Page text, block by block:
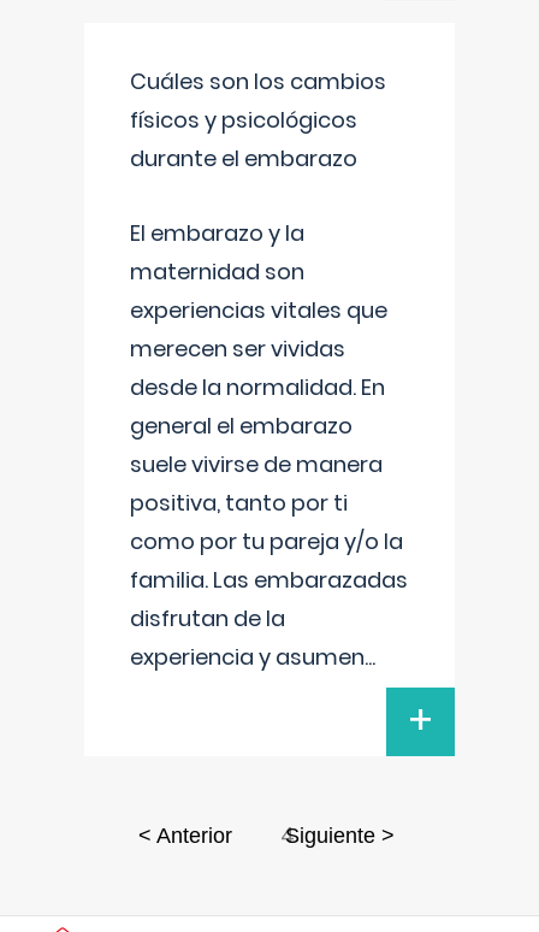
Cuáles son los cambios
físicos y psicológicos
durante el embarazo
El embarazo y la
maternidad son
experiencias vitales que
merecen ser vividas
desde la normalidad. En
general el embarazo
suele vivirse de manera
positiva, tanto por ti
como por tu pareja y/o la
familia. Las embarazadas
disfrutan de la
experiencia y asumen...
+
< Anterior 4
Siguiente >